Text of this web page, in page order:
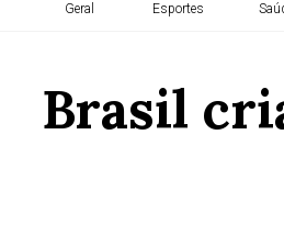
Geral Esportes
Brasil